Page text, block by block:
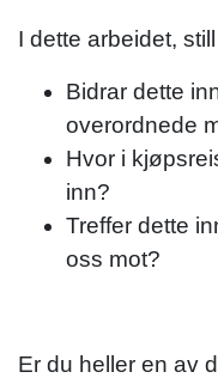
I dette arbeidet,
Bidrar dette
overordnede
Hvor i
inn?
Treffer dette
oss mot?
Er du heller en av